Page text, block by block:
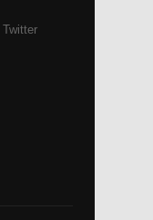
Twitter